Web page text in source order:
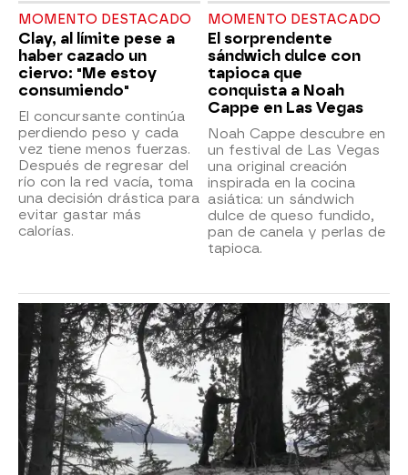
MOMENTO DESTACADO
Clay, al límite pese a
haber cazado un
ciervo: "Me estoy
consumiendo"
El concursante continúa
perdiendo peso y cada
vez tiene menos fuerzas.
Después de regresar del
río con la red vacía, toma
una decisión drástica para
evitar gastar más
calorías.
MOMENTO DESTACADO
El sorprendente
sándwich dulce con
tapioca que
conquista a Noah
Cappe en Las Vegas
Noah Cappe descubre en
un festival de Las Vegas
una original creación
inspirada en la cocina
asiática: un sándwich
dulce de queso fundido,
pan de canela y perlas de
tapioca.